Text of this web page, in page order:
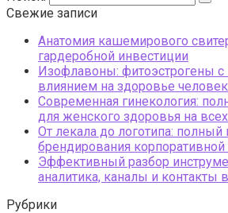
Свежие записи
Анатомия кашемирового
гардеробной инвестиции
Изофлавоны: фитоэстрогены
влиянием на здоровье
Современная гинекология:
для женского здоровья на
От лекала до логотипа:
брендирования
Эффективный разбор
аналитика, каналы и контакты
Рубрики